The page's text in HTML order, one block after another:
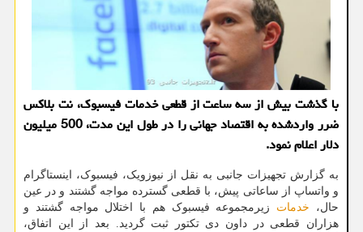
با گذشت بیش از سه ساعت از قطعی خدمات فیسبوک، نت بلاکس
ضرر واردشده به اقتصاد جهانی را در طول این مدت، 500 میلیون
دلار اعلام نمود.
به گزارش تجهیزات جانبی به نقل از نیوزویک، فیسبوک، اینستاگرام
و واتساپ از ساعاتی پیش، با قطعی گسترده مواجه گشتند و در عین
حال، خدمات زیرمجموعه فیسبوک هم با اختلال مواجه گشتند و
هزاران قطعی در داون دی تکتور ثبت گردید. بعد از این اتفاق،